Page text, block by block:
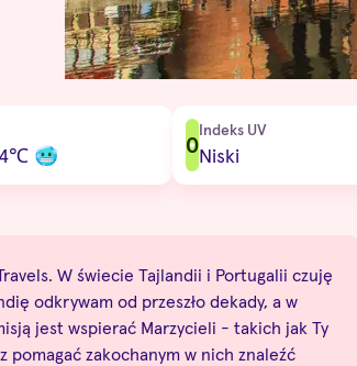
℃ 🥶 0
Indeks UV
Niski
W świecie Tajlandii i Portugalii czuję
odkrywam od przeszło dekady, a w
jest wspierać Marzycieli - takich jak Ty
zakochanym w nich znaleźć